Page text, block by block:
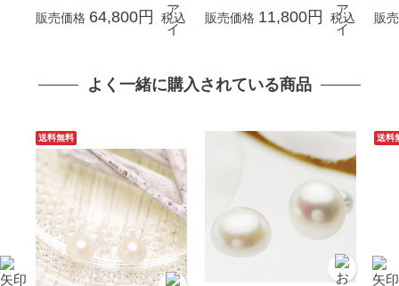
8.0mm あこや真珠 結婚
式 冠婚葬祭 葬儀 真珠ネ
ント カジュアル
販売価格 64,800円 税込
祭 あこや本真珠 成人式
卒業 入園 入学式 母の日
金属アレルギー対応
販売価格 11,800円 税込
珠
販
よく一緒に購入されている商品
送料無料 送料